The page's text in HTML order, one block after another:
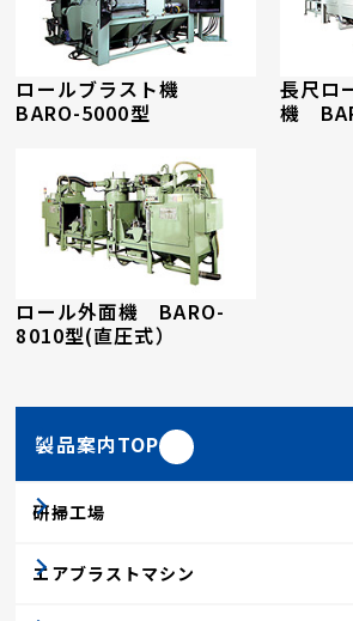
ロールブラスト機
BARO-5000型
長尺ロ
機
ロール外面機 BARO-
8010型(直圧式）
製品案内TOP
研掃工場
エアブラストマシン